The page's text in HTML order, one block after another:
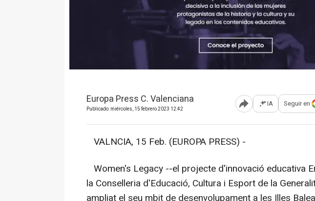
Europa Press C. Valenciana
Publicado: miércoles, 15 febrero 2023 12:42 Abrir opciones
IA Seguir en
VALNCIA, 15 Feb. (EUROPA PRESS) -
Women's Legacy --el projecte d'innovació educativa
la Conselleria d'Educació, Cultura i Esport de la
ampliat el seu mbit de desenvolupament a les Illes